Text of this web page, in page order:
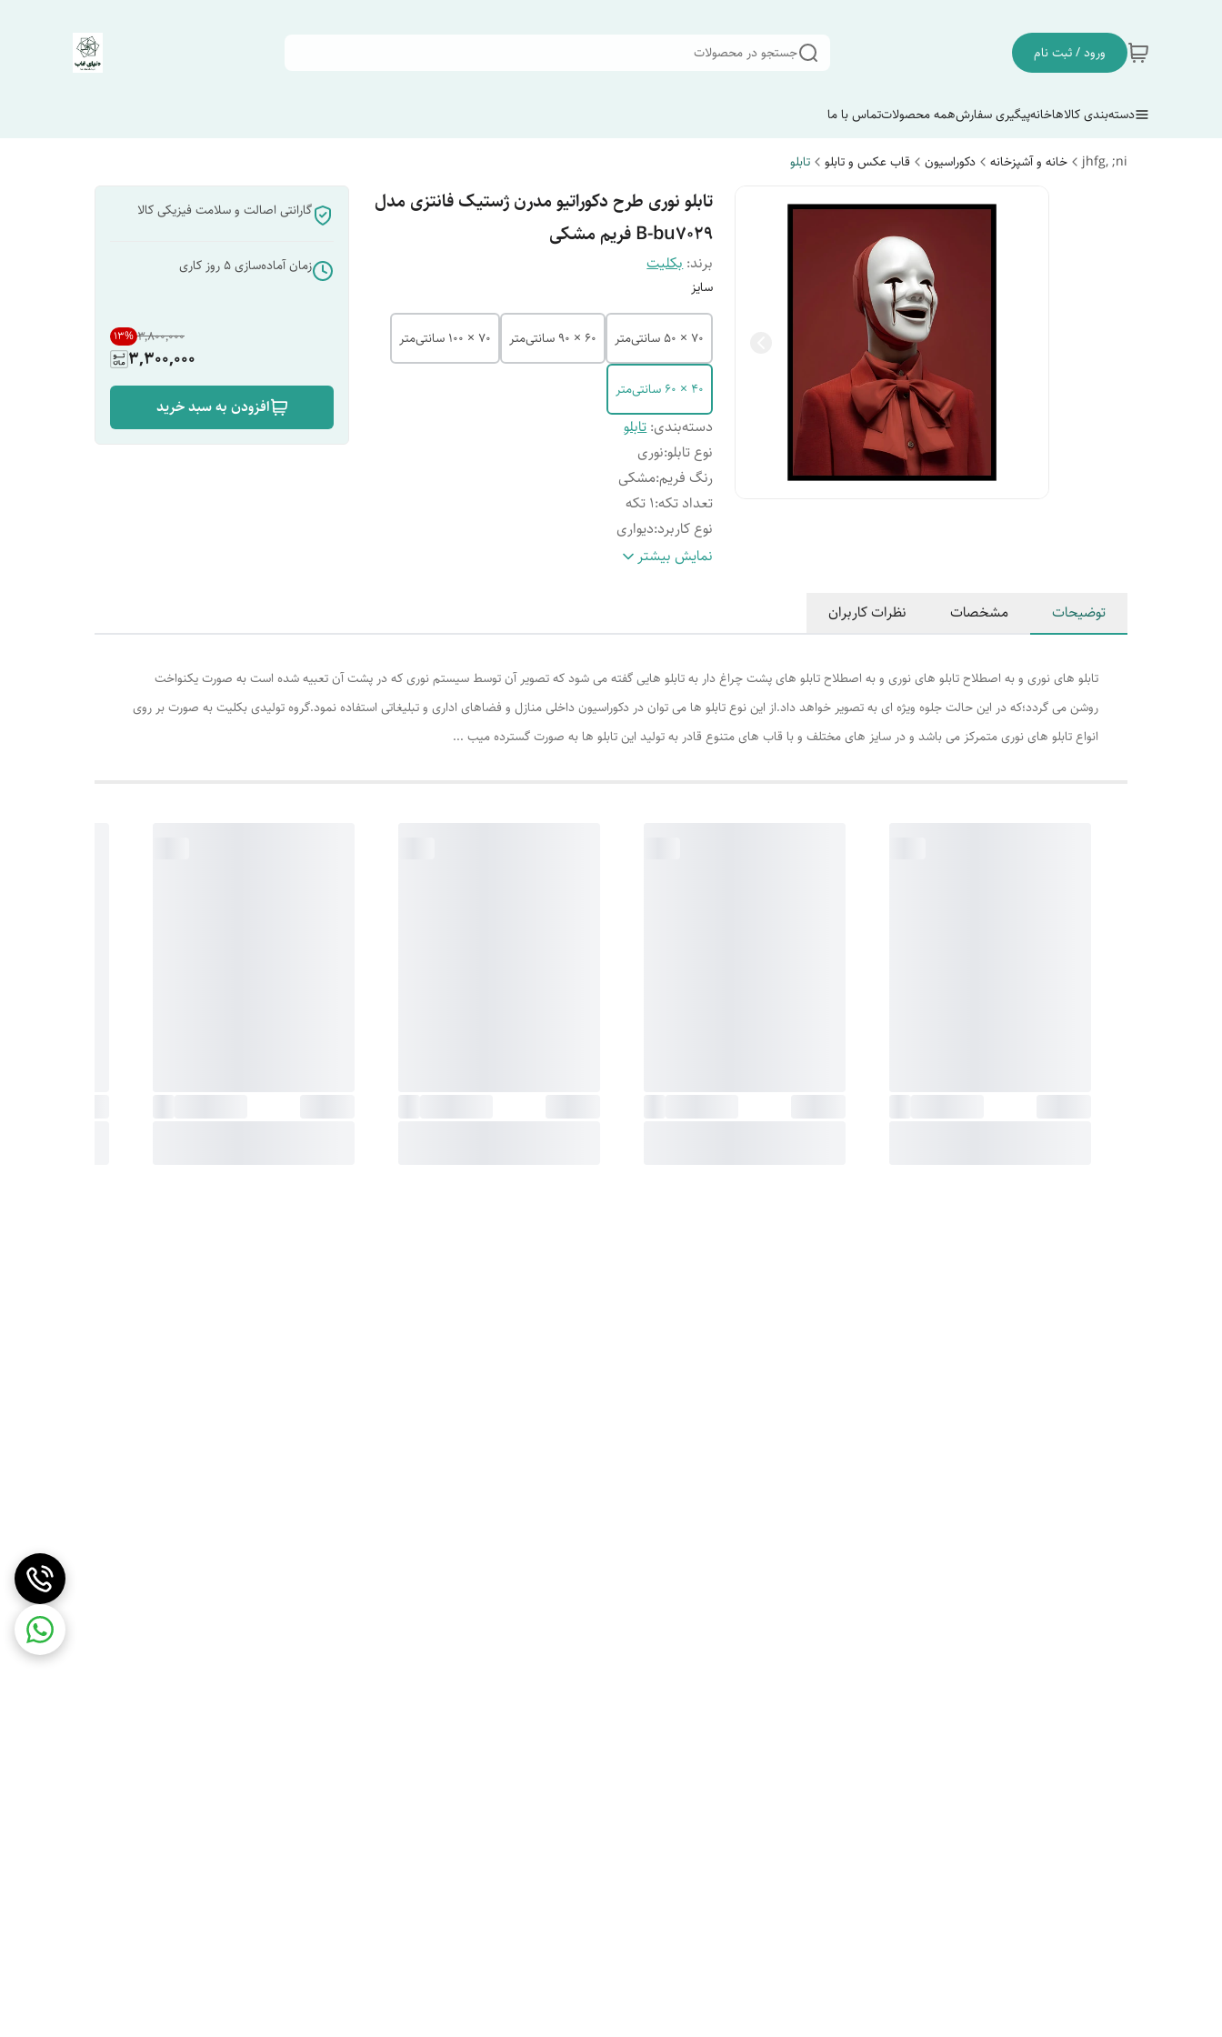
ورود / ثبت نام جستجو در محصولات
دسته‌بندی کالاهاخانهپیگیری سفارشهمه محصولاتتماس با ما
jhfg, ;ni خانه و آشپزخانه دکوراسیون قاب عکس و تابلو تابلو
تابلو نوری طرح دکوراتیو مدرن ژستیک فانتزی مدل
B-bu7029 فریم مشکی
برند:بکلیت
سایز
70 × 50 سانتی‌متر 60 × 90 سانتی‌متر 70 × 100 سانتی‌متر
40 × 60 سانتی‌متر
دسته‌بندی:تابلو
نوع تابلو:نوری
رنگ فریم:مشکی
تعداد تکه:1 تکه
نوع کاربرد:دیواری
مقاوم در برابر رطوبت نمایش بیشتر
گارانتی اصالت و سلامت فیزیکی کالا
زمان آماده‌سازی5 روز کاری
۳٬۸۰۰٬۰۰۰ 13%
3,300,000
افزودن به سبد خرید
توضیحات مشخصات نظرات کاربران
تابلو های نوری و به اصطلاح تابلو های نوری و به اصطلاح تابلو های پشت چراغ دار به تابلو هایی گفته می شود که تصویر آن توسط سیستم نوری که در پشت آن تعبیه شده است به صورت یکنواخت
روشن می گردد؛که در این حالت جلوه ویژه ای به تصویر خواهد داد.از این نوع تابلو ها می توان در دکوراسیون داخلی منازل و فضاهای اداری و تبلیغاتی استفاده نمود.گروه تولیدی بکلیت به صورت بر روی
انواع تابلو های نوری متمرکز می باشد و در سایز های مختلف و با قاب های متنوع قادر به تولید این تابلو ها به صورت گسترده میب ...